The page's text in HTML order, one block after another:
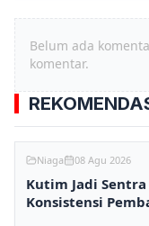
Belum ada
komentar.
Niaga 08 Agu 2026
Kutim Jadi
Konsistensi